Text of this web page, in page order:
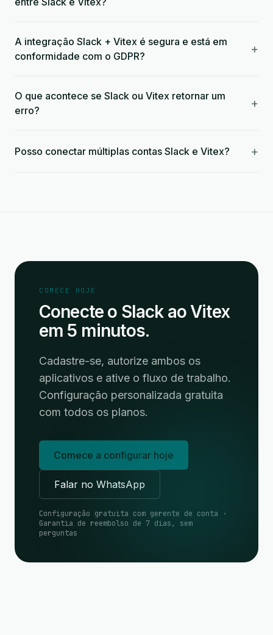
A integração Slack + Vitex é segura e está em
conformidade com o GDPR?
+
O que acontece se Slack ou Vitex retornar um
erro?
+
Posso conectar múltiplas contas Slack e Vitex? +
COMECE HOJE
Conecte o Slack ao Vitex
em 5 minutos.
Cadastre-se, autorize ambos os
aplicativos e ative o fluxo de trabalho.
Configuração personalizada gratuita
com todos os planos.
Comece a configurar hoje
Falar no WhatsApp
Configuração gratuita com gerente de conta ·
Garantia de reembolso de 7 dias, sem
perguntas